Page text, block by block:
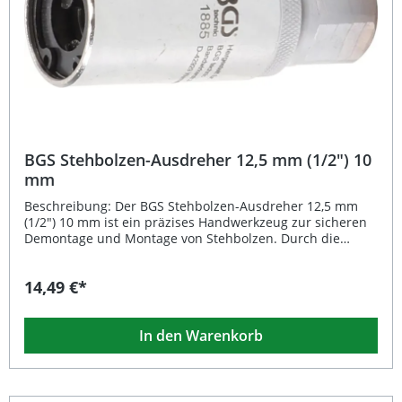
Antrieb und 21 mm Außensechskant Lieferumfang: 1x BGS
Stehbolzen-Ausdreher 12,5 mm (1/2") | 12 mm
BGS Stehbolzen-Ausdreher 12,5 mm (1/2") 10
mm
Beschreibung: Der BGS Stehbolzen-Ausdreher 12,5 mm
(1/2") 10 mm ist ein präzises Handwerkzeug zur sicheren
Demontage und Montage von Stehbolzen. Durch die
verhindert wird. Der vordere Teil ist hochglanzverchromt,
nicht nur für ein ansprechendes Aussehen, sondern auch
für hohe Korrosionsbeständigkeit. Mit der Rändelung lässt
sich das Werkzeug sicher greifen, und der 21 mm
Außensechskant ermöglicht die Anwendung mit Standard-
14,49 €*
In den Warenkorb